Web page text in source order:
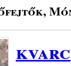
kvarc